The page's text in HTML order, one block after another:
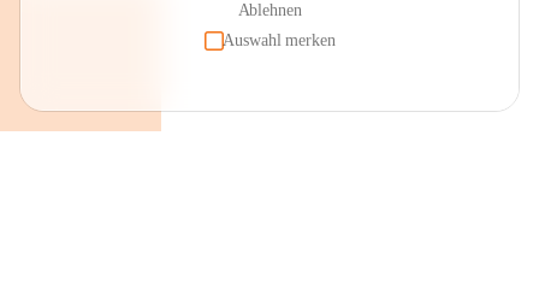
Ablehnen
Auswahl merken